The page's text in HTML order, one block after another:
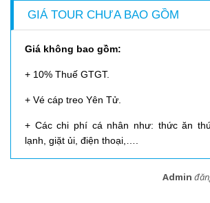
GIÁ TOUR CHƯA BAO GỒM
Giá không bao gồm:
+ 10% Thuế GTGT.
+ Vé cáp treo Yên Tử.
+ Các chi phí cá nhân như: thức ăn
lạnh, giặt ủi, điện thoại,….
Admin